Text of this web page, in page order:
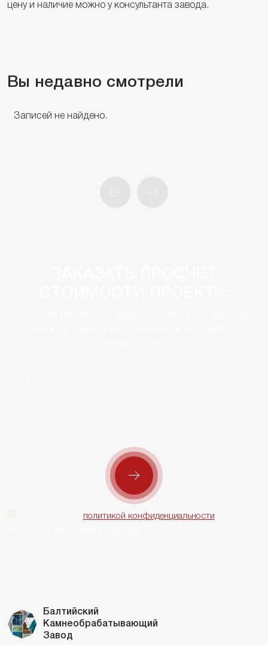
цену и наличие можно у консультанта завода.
Вы недавно смотрели
Записей не найдено.
политикой конфиденциальности
Балтийский
Камнеобрабатывающий
Завод